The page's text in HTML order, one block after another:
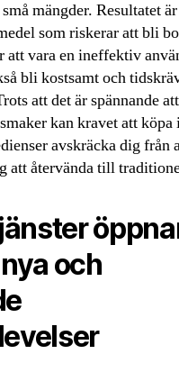
mängder. Resultatet
som riskerar att bli
vara en ineffektiv
bli kostsamt och
att det är spännande att
kan kravet att köpa
avskräcka dig från
att återvända till
och